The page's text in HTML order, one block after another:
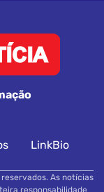
LinkBio
As notícias
responsabilidade